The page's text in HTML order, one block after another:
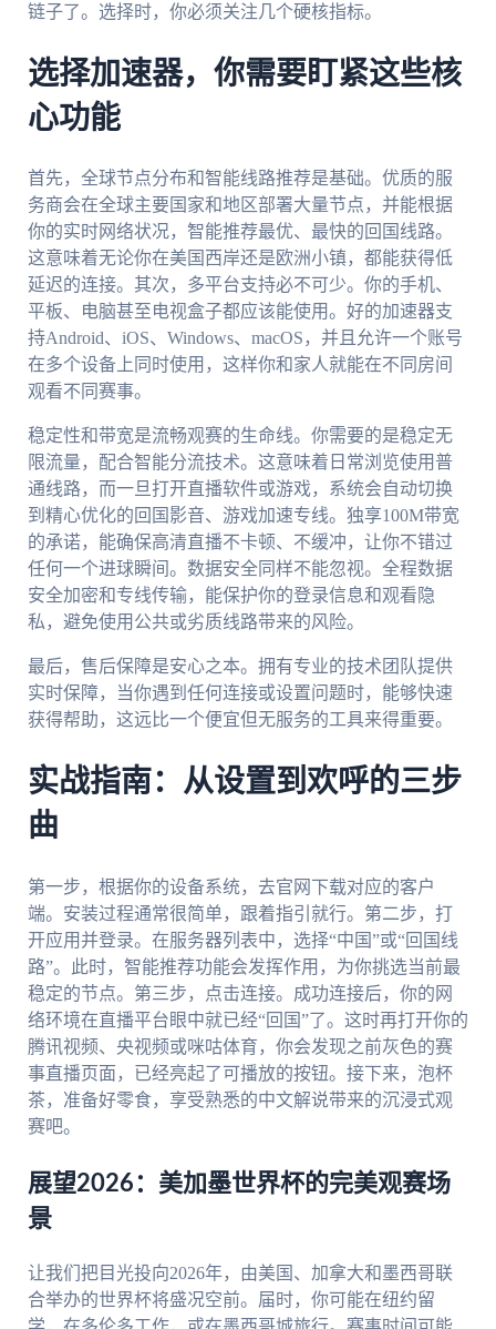
链子了。选择时，你必须关注几个硬核指标。
选择加速器，你需要盯紧这些核
心功能
首先，全球节点分布和智能线路推荐是基础。优质的服
务商会在全球主要国家和地区部署大量节点，并能根据
你的实时网络状况，智能推荐最优、最快的回国线路。
这意味着无论你在美国西岸还是欧洲小镇，都能获得低
延迟的连接。其次，多平台支持必不可少。你的手机、
平板、电脑甚至电视盒子都应该能使用。好的加速器支
持Android、iOS、Windows、macOS，并且允许一个账号
在多个设备上同时使用，这样你和家人就能在不同房间
观看不同赛事。
稳定性和带宽是流畅观赛的生命线。你需要的是稳定无
限流量，配合智能分流技术。这意味着日常浏览使用普
通线路，而一旦打开直播软件或游戏，系统会自动切换
到精心优化的回国影音、游戏加速专线。独享100M带宽
的承诺，能确保高清直播不卡顿、不缓冲，让你不错过
任何一个进球瞬间。数据安全同样不能忽视。全程数据
安全加密和专线传输，能保护你的登录信息和观看隐
私，避免使用公共或劣质线路带来的风险。
最后，售后保障是安心之本。拥有专业的技术团队提供
实时保障，当你遇到任何连接或设置问题时，能够快速
获得帮助，这远比一个便宜但无服务的工具来得重要。
实战指南：从设置到欢呼的三步
曲
第一步，根据你的设备系统，去官网下载对应的客户
端。安装过程通常很简单，跟着指引就行。第二步，打
开应用并登录。在服务器列表中，选择“中国”或“回国线
路”。此时，智能推荐功能会发挥作用，为你挑选当前最
稳定的节点。第三步，点击连接。成功连接后，你的网
络环境在直播平台眼中就已经“回国”了。这时再打开你的
腾讯视频、央视频或咪咕体育，你会发现之前灰色的赛
事直播页面，已经亮起了可播放的按钮。接下来，泡杯
茶，准备好零食，享受熟悉的中文解说带来的沉浸式观
赛吧。
展望2026：美加墨世界杯的完美观赛场
景
让我们把目光投向2026年，由美国、加拿大和墨西哥联
合举办的世界杯将盛况空前。届时，你可能在纽约留